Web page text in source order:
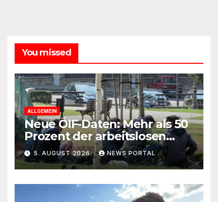
You missed
ALLGEMEIN
Neue ÖIF-Daten: Mehr als 50
Prozent der arbeitslosen
Ausländer leben in Wien!
5. AUGUST 2026 NEWS PORTAL